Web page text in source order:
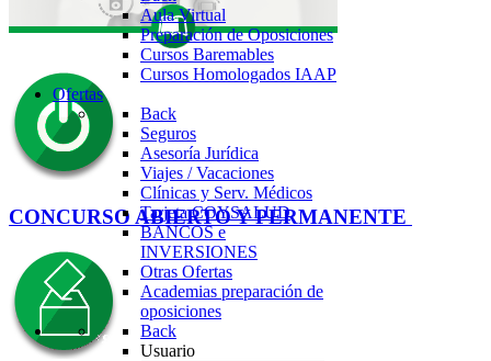
Aula Virtual
Preparación de Oposiciones
Cursos Baremables
Cursos Homologados IAAP
Ofertas
Back
Seguros
Asesoría Jurídica
Viajes / Vacaciones
Clínicas y Serv. Médicos
Tarjeta COYSALUD
BANCOS e
INVERSIONES
Otras Ofertas
Academias preparación de
oposiciones
Back
Usuario
CONCURSO ABIERTO Y PERMANENTE